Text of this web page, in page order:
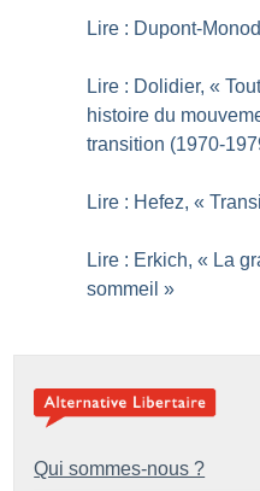
Lire : Dupont-
Lire : Dolidier, «
histoire du
transition (1970-
Lire : Hefez, «
Lire : Erkich, « La
sommeil »
Qui sommes-nous ?